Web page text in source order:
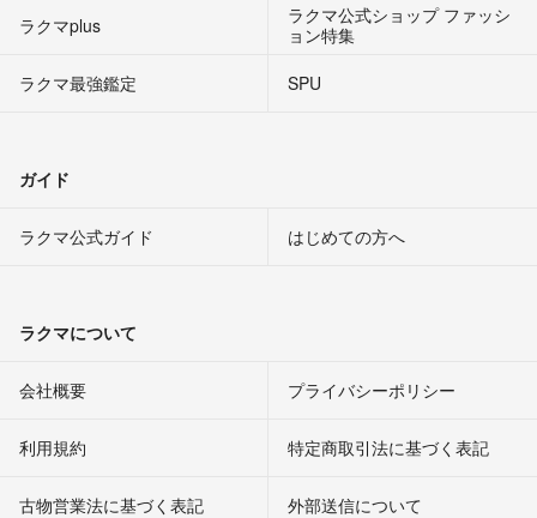
ラクマplus
ラクマ公式ショップ ファッシ
ョン特集
ラクマ最強鑑定
SPU
ガイド
ラクマ公式ガイド はじめての方へ
ラクマについて
会社概要 プライバシーポリシー
利用規約 特定商取引法に基づく表記
古物営業法に基づく表記 外部送信について